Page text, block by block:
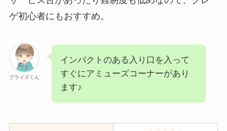
ゲ初心者にもおすすめ。
プライズくん
インパクトのある入り口を入って
すぐにアミューズコーナーがあり
ます♪